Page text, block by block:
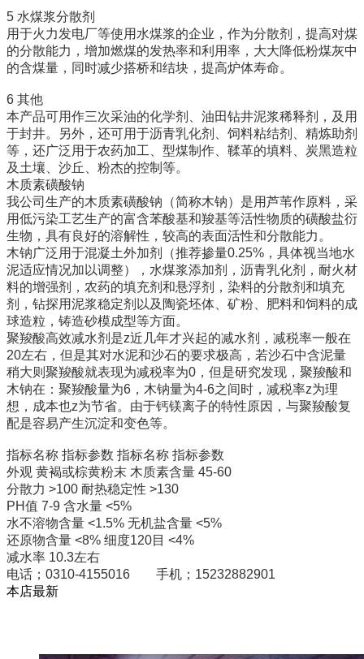
5 水煤浆分散剂
用于火力发电厂等使用水煤浆的企业，作为分散剂，提高对煤
的分散能力，增加燃煤的发热率和利用率，大大降低粉煤灰中
的含煤量，同时减少搭桥和结块，提高炉体寿命。
6 其他
本产品可用作三次采油的化学剂、油田钻井泥浆稀释剂，及用
于封井。另外，还可用于沥青乳化剂、饲料粘结剂、精炼助剂
等，还广泛用于农药加工、型煤制作、鞣革的填料、炭黑造粒
及土壤、沙丘、粉杰的控制等。
木质素磺酸钠
我公司生产的木质素磺酸钠（简称木钠）是用芦苇作原料，采
用低污染工艺生产的富含苯酸基和羧基等活性物质的磺酸盐衍
生物，具有良好的溶解性，较高的表面活性和分散能力。
木钠广泛用于混凝土外加剂（推荐掺量0.25%，具体视当地水
泥适应情况加以调整），水煤浆添加剂，沥青乳化剂，耐火材
料的增强剂，农药的填充剂和悬浮剂，染料的分散剂和填充
剂，钻探用泥浆稳定剂以及陶瓷坯体、矿粉、肥料和饲料的成
球造粒，铸造砂模成型等方面。
聚羧酸高效减水剂是z近几年才兴起的减水剂，减税率一般在
20左右，但是其对水泥和沙石的要求极高，若沙石中含泥量
稍大则聚羧酸就表现为减税率为0，但是研究发现，聚羧酸和
木钠在：聚羧酸量为6，木钠量为4-6之间时，减税率z为理
想，成本也z为节省。由于钙镁离子的特性原因，与聚羧酸复
配是容易产生沉淀和变色等。
指标名称 指标参数 指标名称 指标参数
外观 黄褐或棕黄粉末 木质素含量 45-60
分散力 >100 耐热稳定性 >130
PH值 7-9 含水量 <5%
水不溶物含量 <1.5% 无机盐含量 <5%
还原物含量 <8% 细度120目 <4%
减水率 10.3左右
电话；0310-4155016 手机；15232882901
本店最新